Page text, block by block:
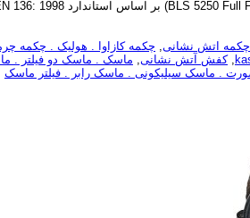
چکمه اتش نشانی, چکمه کازاوا . هولیک . چکمه
,کفش آتش نشانی, ماسک . ماسک دو فیلتر .